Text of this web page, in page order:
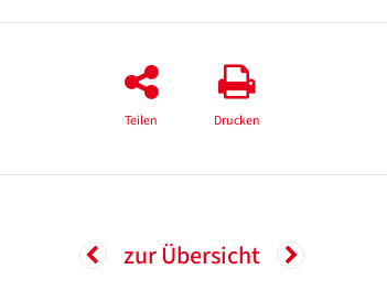
Teilen Drucken
zur Übersicht